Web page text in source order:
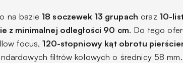
na bazie 18 soczewek 13 grupach oraz 10-
z minimalnej odległości 90 cm. Do tego
focus,120-stopniowy kąt obrotu
filtrów kołowych o średnicy 58 mm.